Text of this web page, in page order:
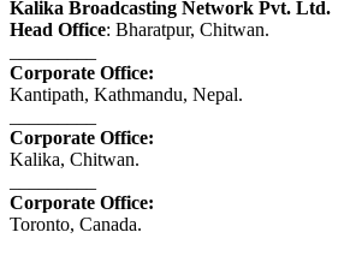
Kalika Broadcasting Network Pvt. Ltd.
Head Office: Bharatpur, Chitwan.
Corporate Office:
Kantipath, Kathmandu, Nepal.
Corporate Office:
Kalika, Chitwan.
Corporate Office:
Toronto, Canada.